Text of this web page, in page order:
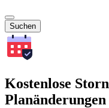
Suchen
Kostenlose
Planänderungen